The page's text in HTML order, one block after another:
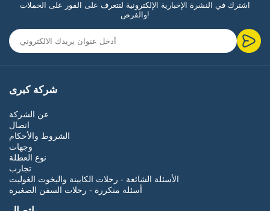
اشترك في النشرة الإخبارية الإلكترونية لتتعرف على الفور على الحملات
والفرص!
شركة كبرى
عن الشركة
اتصال
الشروط والأحكام
وجهات
نوع العطلة
تجارب
الأسئلة الشائعة - رحلات الكابينة واليخوت الغوليت
أسئلة متكررة - رحلات السفن الصغيرة